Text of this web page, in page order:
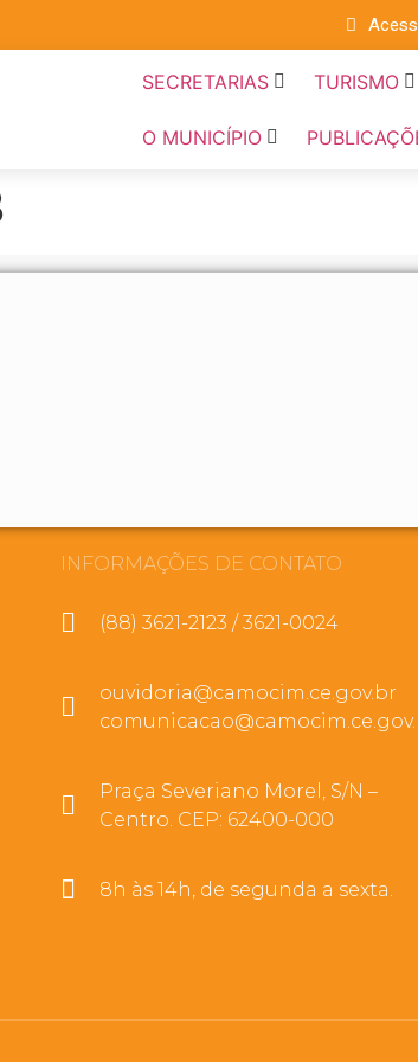
SECRETARIAS TURISMO
O MUNICÍPIO
INFORMAÇÕES DE CONTATO
(88) 3621-2123 / 3621-0024
ouvidoria@camocim.ce.gov.br
Praça Severiano Morel, S/N –
Centro. CEP: 62400-000
8h às 14h, de segunda a sexta.